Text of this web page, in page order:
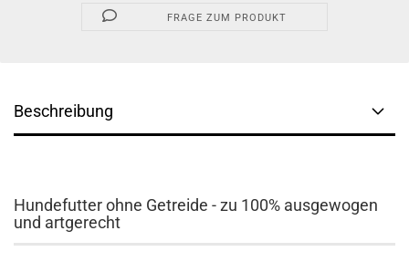
FRAGE ZUM PRODUKT
Beschreibung
Hundefutter ohne Getreide - zu 100% ausgewogen
und artgerecht